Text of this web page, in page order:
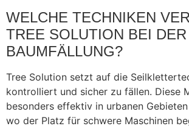
WELCHE TECHNIKEN
TREE SOLUTION BEI DER
BAUMFÄLLUNG?
Tree Solution setzt auf die
kontrolliert und sicher zu fällen. Diese
besonders effektiv in urbanen
wo der Platz für schwere Maschinen